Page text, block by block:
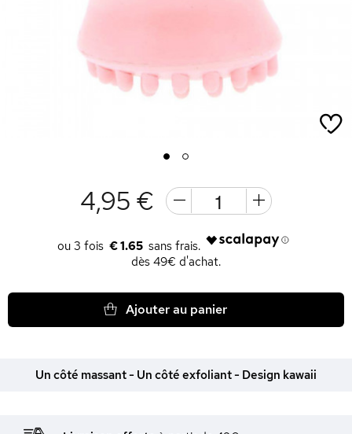
1 2
4,95 €
€ 1.65
dès 49€ d'achat.
Ajouter au panier
Un côté massant - Un côté exfoliant - Design kawaii